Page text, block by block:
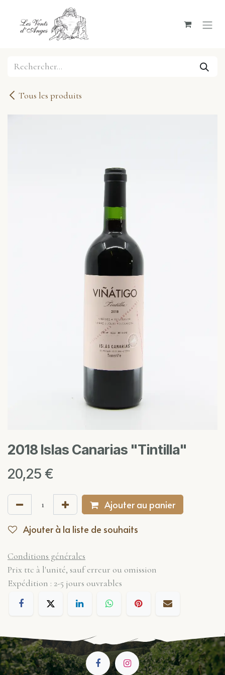
Se rendre au contenu
Tous les produits
2018 Islas Canarias "Tintilla"
20,25 €
Ajouter au panier
Ajouter à la liste de souhaits
Conditions générales
Prix ttc à l'unité, sauf erreur ou omission
Expédition : 2-5 jours ouvrables